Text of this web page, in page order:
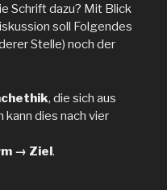
Schrift dazu? Mit Blick
soll Folgendes
Stelle) noch der
, die sich aus
dies nach vier
→ Ziel.